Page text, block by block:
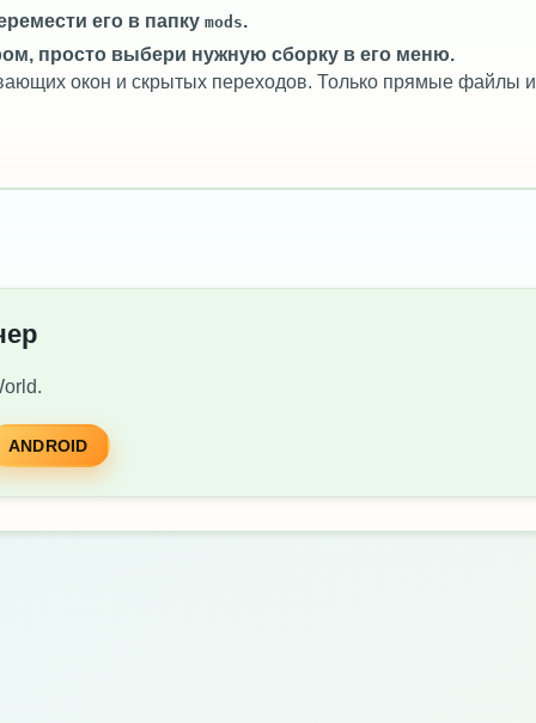
его в папку mods.
просто выбери нужную сборку в его меню.
окон и скрытых переходов. Только прямые файлы и
ANDROID